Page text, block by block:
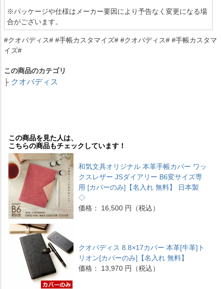
※パッケージや仕様はメーカー要因により予告なく変更になる場
合がございます。
#クオバディス# #手帳カスタマイズ# #クオバディス# #手帳カスタマ
イズ#
この商品のカテゴリ
├ クオバディス
この商品を見た人は、
こちらの商品もチェックしています！
和気文具オリジナル 本革手帳カバー ワッ
クスレザー JSダイアリー B6変サイズ専
用 [カバーのみ]【名入れ 無料】 日本製
◇
価格： 16,500 円（税込）
クオバディス 8.8×17カバー 本革[牛革]ト
リオン[カバーのみ]【名入れ 無料】
価格： 13,970 円（税込）